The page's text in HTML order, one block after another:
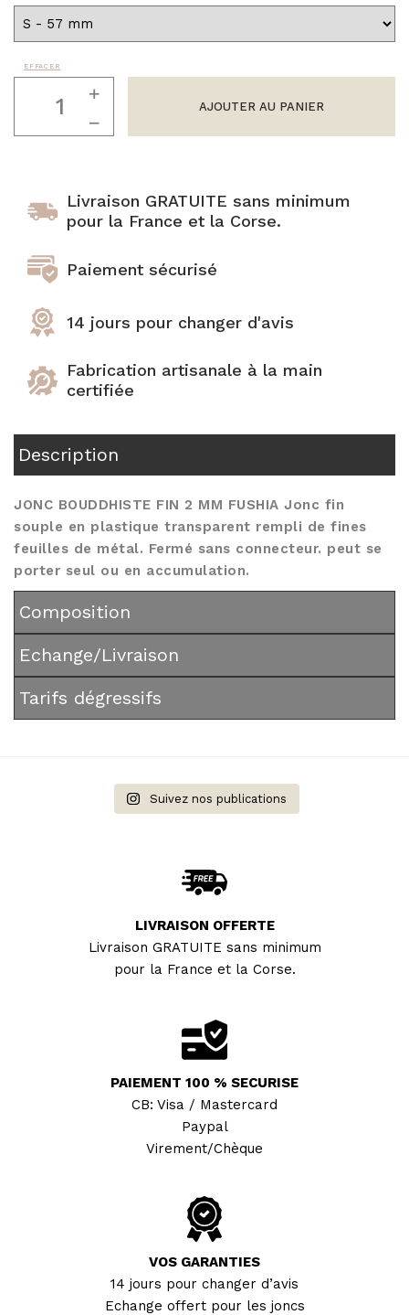
Joncs bouddhistes :
combien en porter ?
Joncs Bouddhistes:
comment sont ils bénis
par les moines?
Tous les Joncs
BRACELETS FINS
Sélection Mix'n
Match
100% naturels
EFFACER
FUSHIA
AJOUTER AU PANIER
Livraison GRATUITE sans minimum
pour la France et la Corse.
Paiement sécurisé
14 jours pour changer d'avis
Fabrication artisanale à la main
certifiée
Description
JONC BOUDDHISTE FIN 2 MM FUSHIA Jonc fin
souple en plastique transparent rempli de fines
feuilles de métal. Fermé sans connecteur. peut se
porter seul ou en accumulation.
Composition
Echange/Livraison
Tarifs dégressifs
Suivez nos publications
LIVRAISON OFFERTE
Livraison GRATUITE sans minimum
pour la France et la Corse.
PAIEMENT 100 % SECURISE
CB: Visa / Mastercard
Paypal
Virement/Chèque
VOS GARANTIES
14 jours pour changer d’avis
Echange offert pour les joncs